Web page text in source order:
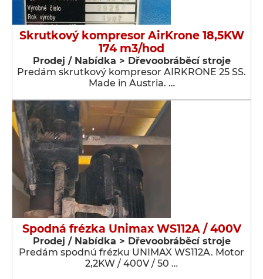
Skrutkový kompresor AirKrone 18,5KW
174 m3/hod
Prodej / Nabídka > Dřevoobráběcí stroje
Predám skrutkový kompresor AIRKRONE 25 SS.
Made in Austria. …
Spodná frézka Unimax WS112A / 400V
Prodej / Nabídka > Dřevoobráběcí stroje
Predám spodnú frézku UNIMAX WS112A. Motor
2,2KW / 400V / 50 …